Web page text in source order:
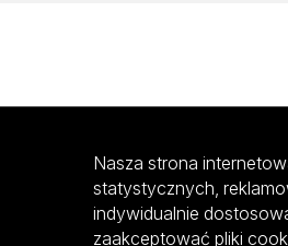
Nasza strona
statystycznych,
indywidualnie
zaakceptować pliki